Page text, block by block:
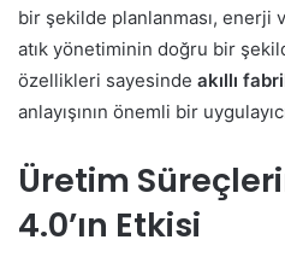
bir şekilde planlanması, enerji
atık yönetiminin doğru bir
özellikleri sayesinde akıllı
anlayışının önemli bir
Üretim
4.0’ın Etkisi